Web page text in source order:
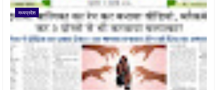
मध्यप्रदेश